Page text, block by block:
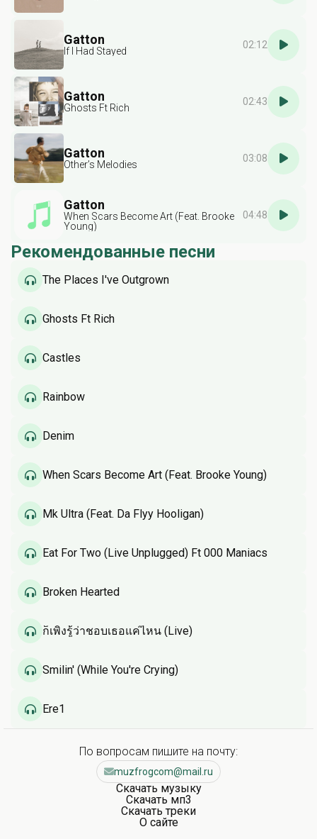
Gatton
If I Had Stayed
02:12
Gatton
Ghosts Ft Rich
02:43
Gatton
Other’s Melodies
03:08
Gatton
When Scars Become Art (Feat. Brooke
Young)
04:48
Рекомендованные песни
The Places I've Outgrown
Ghosts Ft Rich
Castles
Rainbow
Denim
When Scars Become Art (Feat. Brooke Young)
Mk Ultra (Feat. Da Flyy Hooligan)
Eat For Two (Live Unplugged) Ft 000 Maniacs
Broken Hearted
ก็เพิ่งรู้ว่าชอบเธอแค่ไหน (Live)
Smilin' (While You're Crying)
Ere1
По вопросам пишите на почту:
muzfrogcom@mail.ru
Скачать музыку
Скачать мп3
Скачать треки
О сайте